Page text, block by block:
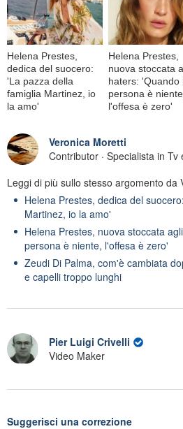
Helena Prestes,
dedica del suocero:
'La pazza della
famiglia Martinez, io
la amo'
Helena Prestes,
nuova stoccata
haters: 'Quando
persona è niente,
l'offesa è zero'
Veronica Moretti
Contributor · Specialista in Tv
Leggi di più sullo stesso argomento da
Helena Prestes, dedica del
Martinez, io la amo'
Helena Prestes, nuova stoccata
persona è niente, l'offesa è zero'
Zeudi Di Palma, com'è cambiata
e capelli troppo lunghi
Pier Luigi Crivelli
Video Maker
Suggerisci una correzione